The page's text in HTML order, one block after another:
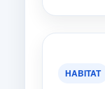
HABITAT